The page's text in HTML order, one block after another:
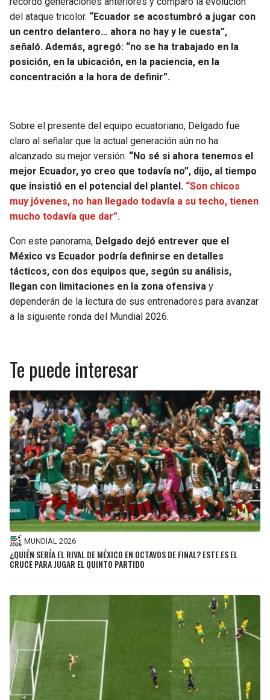
del ataque tricolor. “Ecuador se acostumbró a jugar con
un centro delantero… ahora no hay y le cuesta”,
señaló. Además, agregó: “no se ha trabajado en la
posición, en la ubicación, en la paciencia, en la
concentración a la hora de definir”.
Sobre el presente del equipo ecuatoriano, Delgado fue
claro al señalar que la actual generación aún no ha
alcanzado su mejor versión. “No sé si ahora tenemos el
mejor Ecuador, yo creo que todavía no”, dijo, al tiempo
que insistió en el potencial del plantel. “Son chicos
muy jóvenes, no han llegado todavía a su techo, tienen
mucho todavía que dar”.
Con este panorama, Delgado dejó entrever que el
México vs Ecuador podría definirse en detalles
tácticos, con dos equipos que, según su análisis,
llegan con limitaciones en la zona ofensiva y
dependerán de la lectura de sus entrenadores para avanzar
a la siguiente ronda del Mundial 2026.
Te puede interesar
MUNDIAL 2026
¿QUIÉN SERÍA EL RIVAL DE MÉXICO EN OCTAVOS DE FINAL? ESTE ES EL
CRUCE PARA JUGAR EL QUINTO PARTIDO